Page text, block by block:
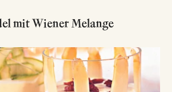
mit Wiener Melange